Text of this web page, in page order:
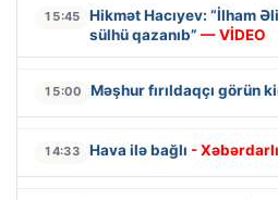
15:45
Hikmət Hacıyev: “İlham
sülhü qazanıb” — VİDEO
15:00 Məşhur fırıldaqçı görün
14:33 Hava ilə bağlı -